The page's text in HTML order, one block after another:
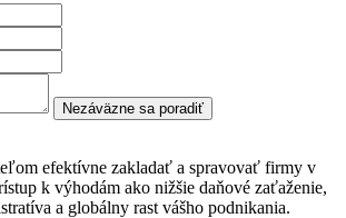
Nezáväzne sa poradiť
efektívne zakladať a spravovať firmy v
k výhodám ako nižšie daňové zaťaženie,
a globálny rast vášho podnikania.